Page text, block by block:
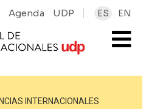
Agenda UDP ES EN
INTERNACIONALES